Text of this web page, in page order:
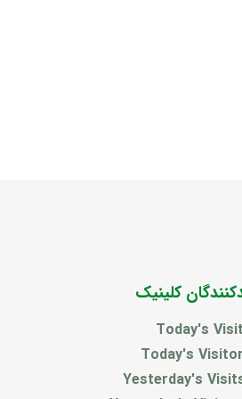
کلینیک
Today's
Today's
Yesterday's